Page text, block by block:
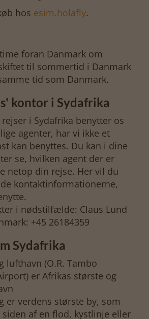
hos esim.holafly.
foran Danmark om
til sommertid i Danmark
tid som Danmark.
kontor i Sydafrika
i Sydafrika benytter os
agenter, har vi ikke et
kan benyttes. Du kan i dine
se, hvilken agent der er
netop din rejse. Her vil du
kontaktinformationerne,
i nødstilfælde: Claus Lund
+45 26184359
Sydafrika
lufthavn (O.R. Tambo
er Afrikas største og
er verdens største by, som
siden af en flod, kystlinje eller